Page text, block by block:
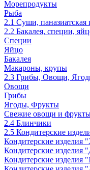
Морепродукты
Рыба
2.1 Суши, паназиатская
2.2 Бакалея, специи,
Специи
Яйцо
Бакалея
Макароны, крупы
2.3 Грибы, Овощи,
Овощи
Грибы
Ягоды, Фрукты
Свежие овощи и
2.4 Блинчики
2.5 Кондитерские
Кондитерские изделия
Кондитерские изделия
Кондитерские изделия